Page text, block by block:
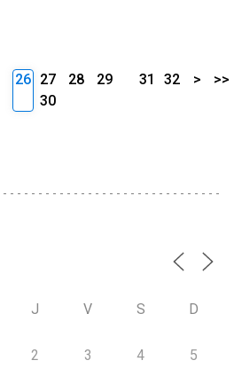
26 27 28
29
30
31 32 > >>
J V S D
2 3 4 5